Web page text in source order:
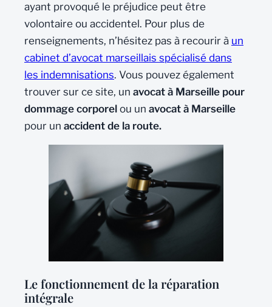
ayant provoqué le préjudice peut être
volontaire ou accidentel. Pour plus de
renseignements, n’hésitez pas à recourir à un
cabinet d’avocat marseillais spécialisé dans
les indemnisations. Vous pouvez également
trouver sur ce site, un avocat à Marseille pour
dommage corporel ou un avocat à Marseille
pour un accident de la route.
Le fonctionnement de la réparation
intégrale